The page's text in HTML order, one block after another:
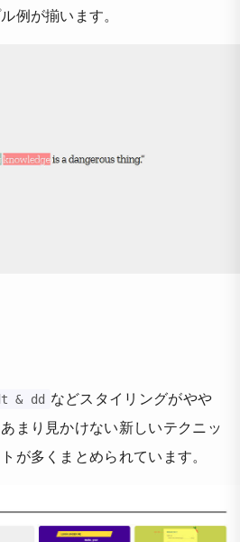
例が揃います。
& dd などスタイリングがやや
まり見かけない新しいテクニッ
が多くまとめられています。